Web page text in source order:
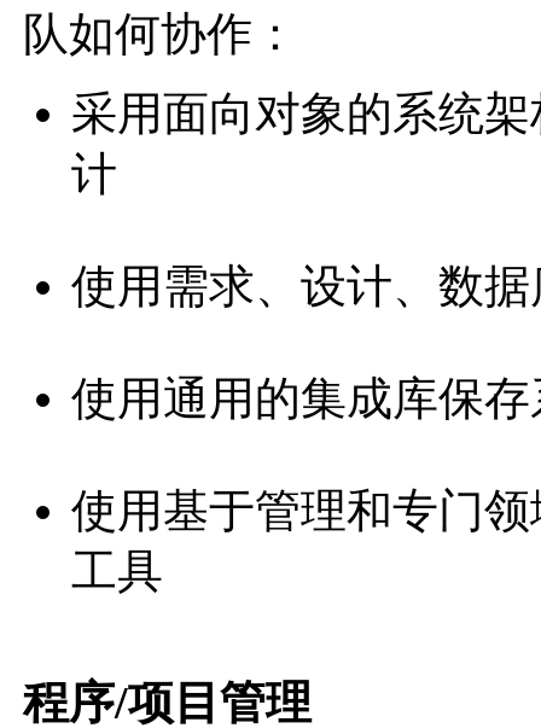
队如何协作：
采用面向对象的系统
计
使用需求、设计、数
使用通用的集成库保
使用基于管理和专门
工具
程序/项目管理